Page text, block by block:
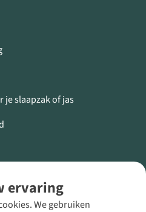
ervaring
We gebruiken
je slaapzak of jas